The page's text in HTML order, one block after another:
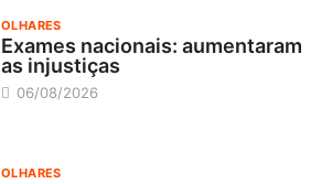
OLHARES
Exames nacionais: aumentaram
as injustiças
06/08/2026
OLHARES